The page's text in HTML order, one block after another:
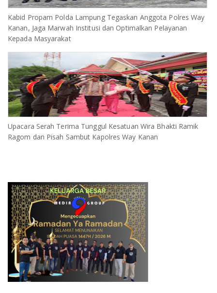
Kabid Propam Polda Lampung Tegaskan Anggota Polres Way
Kanan, Jaga Marwah Institusi dan Optimalkan Pelayanan
Kepada Masyarakat
Upacara Serah Terima Tunggul Kesatuan Wira Bhakti Ramik
Ragom dan Pisah Sambut Kapolres Way Kanan